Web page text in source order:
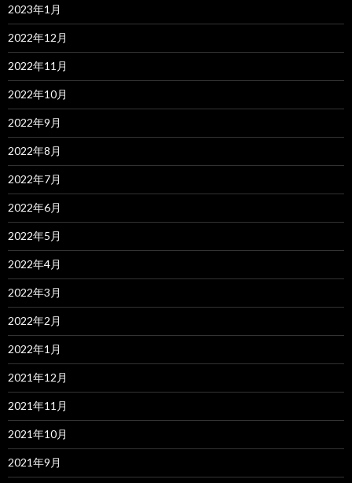
2023年1月
2022年12月
2022年11月
2022年10月
2022年9月
2022年8月
2022年7月
2022年6月
2022年5月
2022年4月
2022年3月
2022年2月
2022年1月
2021年12月
2021年11月
2021年10月
2021年9月